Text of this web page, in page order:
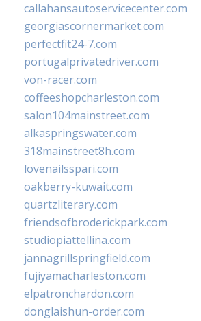
callahansautoservicecenter.com
georgiascornermarket.com
perfectfit24-7.com
portugalprivatedriver.com
von-racer.com
coffeeshopcharleston.com
salon104mainstreet.com
alkaspringswater.com
318mainstreet8h.com
lovenailsspari.com
oakberry-kuwait.com
quartzliterary.com
friendsofbroderickpark.com
studiopiattellina.com
jannagrillspringfield.com
fujiyamacharleston.com
elpatronchardon.com
donglaishun-order.com